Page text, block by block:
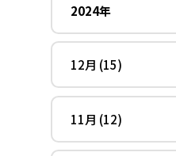
2024年
12月 (15)
11月 (12)